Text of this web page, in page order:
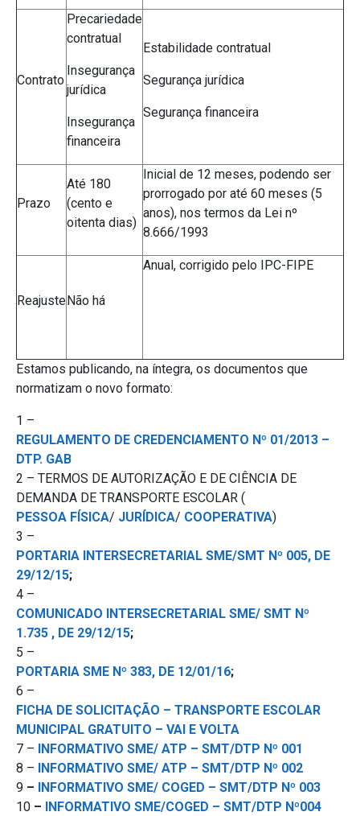
Contrato
Precariedade
contratual
Insegurança
jurídica
Insegurança
financeira
Estabilidade contratual
Segurança jurídica
Segurança financeira
Prazo
Até 180
(cento e
oitenta dias)
Inicial de 12 meses, podendo ser
prorrogado por até 60 meses (5
anos), nos termos da Lei nº
8.666/1993
ReajusteNão há
Anual, corrigido pelo IPC-FIPE
Estamos publicando, na íntegra, os documentos que
normatizam o novo formato:
1 –
REGULAMENTO DE CREDENCIAMENTO Nº 01/2013 –
DTP. GAB
2 – TERMOS DE AUTORIZAÇÃO E DE CIÊNCIA DE
DEMANDA DE TRANSPORTE ESCOLAR (
PESSOA FÍSICA/ JURÍDICA/ COOPERATIVA)
3 –
PORTARIA INTERSECRETARIAL SME/SMT Nº 005, DE
29/12/15;
4 –
COMUNICADO INTERSECRETARIAL SME/ SMT Nº
1.735 , DE 29/12/15;
5 –
PORTARIA SME Nº 383, DE 12/01/16;
6 –
FICHA DE SOLICITAÇÃO – TRANSPORTE ESCOLAR
MUNICIPAL GRATUITO – VAI E VOLTA
7 – INFORMATIVO SME/ ATP – SMT/DTP Nº 001
8 – INFORMATIVO SME/ ATP – SMT/DTP Nº 002
9 – INFORMATIVO SME/ COGED – SMT/DTP Nº 003
10 – INFORMATIVO SME/COGED – SMT/DTP Nº004